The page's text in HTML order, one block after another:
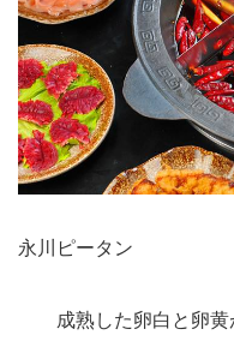
永川ピータン
成熟した卵白と卵